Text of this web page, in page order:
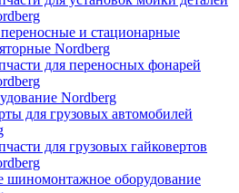
и стационарные
Nordberg
для переносных фонарей
Nordberg
для грузовых автомобилей
для грузовых гайковертов
шиномонтажное оборудование